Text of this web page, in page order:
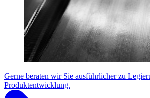
Gerne beraten wir Sie ausführlicher zu
Produktentwicklung.